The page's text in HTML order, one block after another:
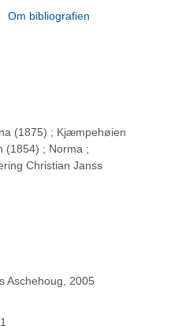
Om bibliografien
(1875) ; Kjæmpehøien
(1854) ; Norma ;
Christian Janss
Aschehoug, 2005